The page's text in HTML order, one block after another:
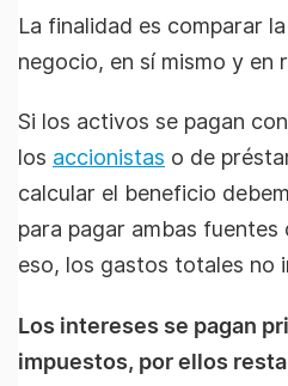
La finalidad es comparar
negocio, en sí mismo y en
Si los activos se pagan
los accionistas o de
calcular el beneficio
para pagar ambas
eso, los gastos totales no
Los intereses se pagan
impuestos, por ellos